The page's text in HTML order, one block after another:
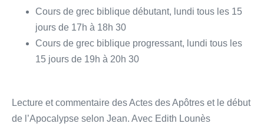
Cours de grec biblique débutant, lundi tous les 15
jours de 17h à 18h 30
Cours de grec biblique progressant, lundi tous les
15 jours de 19h à 20h 30
Lecture et commentaire des Actes des Apôtres et le début
de l’Apocalypse selon Jean. Avec Edith Lounès